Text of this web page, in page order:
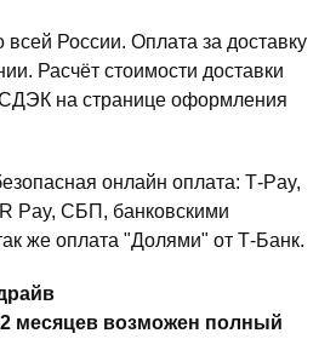
всей России. Оплата за доставку
Расчёт стоимости доставки
на странице оформления
онлайн оплата: T‑Pay,
Pay, СБП, банковскими
же оплата "Долями" от Т-Банк.
месяцев возможен полный